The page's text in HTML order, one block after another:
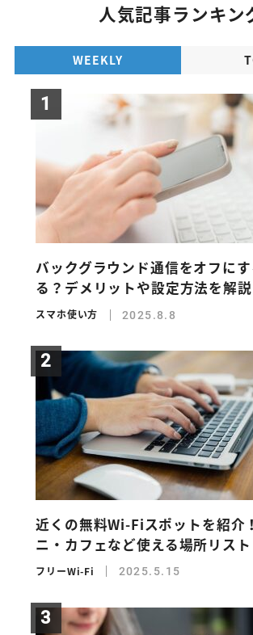
人気記事ランキン
WEEKLY
バックグラウンド通信をオフに
る？デメリットや設定方法を解説
スマホ使い方 2025.8.8
近くの無料Wi-Fiスポットを紹介
ニ・カフェなど使える場所リスト
フリーWi-Fi 2025.5.15